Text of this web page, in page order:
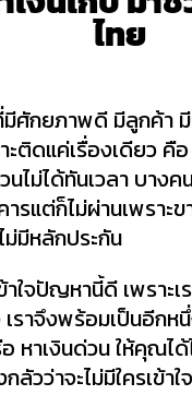
ไทย
ศักยภาพดี มีลูกค้า
ะติดแค่เรื่องเดียว คือ
นไม่ได้ทันเวลา บาง
ารแต่ก็ไม่ผ่านเพราะ
มีหลักประกัน
าใจปัญหานี้ดี เพราะ
ราจึงพร้อมเป็นอีกห
หาเงินด่วน ให้คุณไ
ลัวว่าจะไม่มีใครเข้าใจ